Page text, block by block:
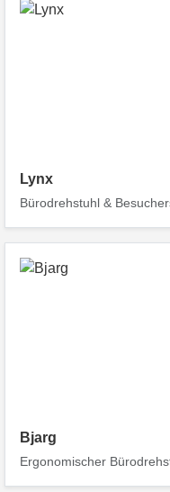
Lynx
Bürodrehstuhl &
Bjarg
Ergonomischer